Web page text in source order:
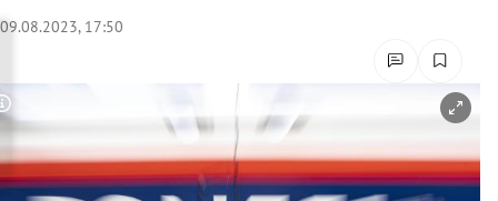
Untermenü
Untermenü
09.08.2023, 17:50
Copyright-Hinweis öffnen/schließen